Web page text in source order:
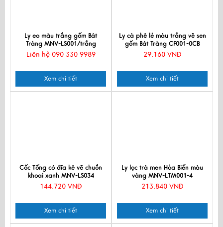
Ly eo màu trắng gốm Bát
Tràng MNV-LS001/trắng
Liên hệ 090 330 9989
Xem chi tiết
Ly cà phê lẻ màu trắng vẽ sen
gốm Bát Tràng CF001-0CB
29.160 VNĐ
Xem chi tiết
Cốc Tống có đĩa kê vẽ chuồn
khoai xanh MNV-LS034
144.720 VNĐ
Xem chi tiết
Ly lọc trà men Hỏa Biến màu
vàng MNV-LTM001-4
213.840 VNĐ
Xem chi tiết